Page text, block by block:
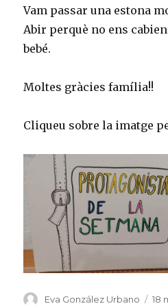
Vam passar una estona
Abir perquè no ens
bebé.
Moltes gràcies família!!
Cliqueu sobre la imatge
Author
Eva González Urbano 18